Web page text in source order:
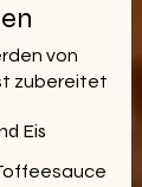
von
zubereitet
Eis